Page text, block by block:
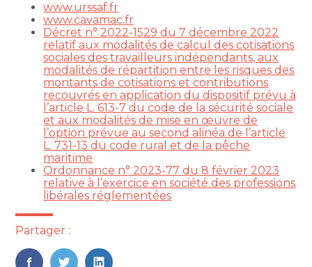
www.urssaf.fr
www.cavamac.fr
Décret n° 2022-1529 du 7 décembre 2022
relatif aux modalités de calcul des cotisations
sociales des travailleurs indépendants, aux
modalités de répartition entre les risques des
montants de cotisations et contributions
recouvrés en application du dispositif prévu à
l’article L. 613-7 du code de la sécurité sociale
et aux modalités de mise en œuvre de
l’option prévue au second alinéa de l’article
L. 731-13 du code rural et de la pêche
maritime
Ordonnance n° 2023-77 du 8 février 2023
relative à l’exercice en société des professions
libérales réglementées
Partager :